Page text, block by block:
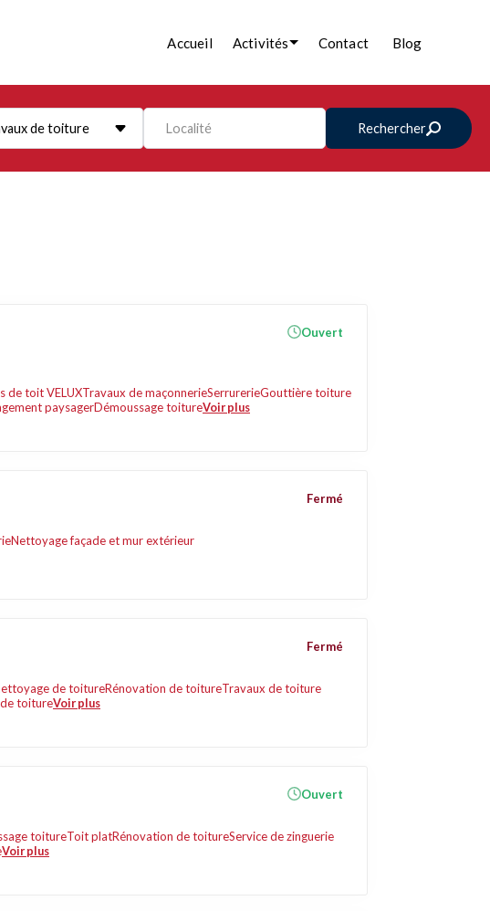
Accueil Activités Contact Blog
de toiture Localité Rechercher
de toit VELUXTravaux de maçonnerieSerrurerieGouttière toiture
paysagerDémoussage toitureVoir plus
Ouvert
Nettoyage façade et mur extérieur
Fermé
de toitureRénovation de toitureTravaux de toiture
toitureVoir plus
Fermé
toitureToit platRénovation de toitureService de zinguerie
Voir plus
Ouvert